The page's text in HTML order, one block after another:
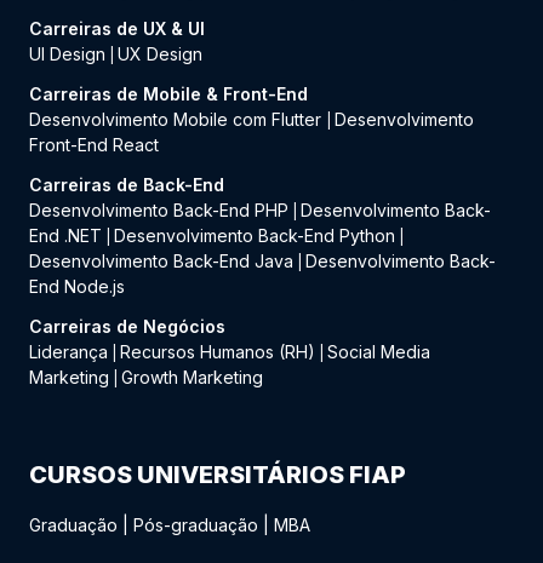
Carreiras de UX & UI
UI Design
UX Design
Carreiras de Mobile & Front-End
Desenvolvimento Mobile com Flutter
Desenvolvimento
Front-End React
Carreiras de Back-End
Desenvolvimento Back-End PHP
Desenvolvimento Back-
End .NET
Desenvolvimento Back-End Python
Desenvolvimento Back-End Java
Desenvolvimento Back-
End Node.js
Carreiras de Negócios
Liderança
Recursos Humanos (RH)
Social Media
Marketing
Growth Marketing
CURSOS UNIVERSITÁRIOS FIAP
Graduação Pós-graduação MBA